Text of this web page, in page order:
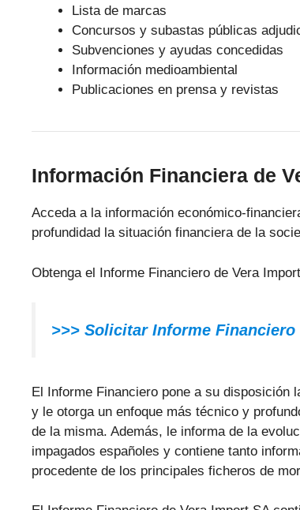
Lista de marcas
Concursos y subastas públicas
Subvenciones y ayudas concedidas
Información medioambiental
Publicaciones en prensa y revistas
Información Financiera de
Acceda a la información económico-
profundidad la situación financiera de la
Obtenga el Informe Financiero de Vera
>>> Solicitar Informe Financiero
El Informe Financiero pone a su disposición
y le otorga un enfoque más técnico y
de la misma. Además, le informa de la
impagados españoles y contiene tanto
procedente de los principales ficheros de